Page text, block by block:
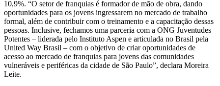
10,9%. “O setor de franquias é formador de mão de obra, dando
oportunidades para os jovens ingressarem no mercado de trabalho
formal, além de contribuir com o treinamento e a capacitação dessas
pessoas. Inclusive, fechamos uma parceria com a ONG Juventudes
Potentes – liderada pelo Instituto Aspen e articulada no Brasil pela
United Way Brasil – com o objetivo de criar oportunidades de
acesso ao mercado de franquias para jovens das comunidades
vulneráveis e periféricas da cidade de São Paulo”, declara Moreira
Leite.